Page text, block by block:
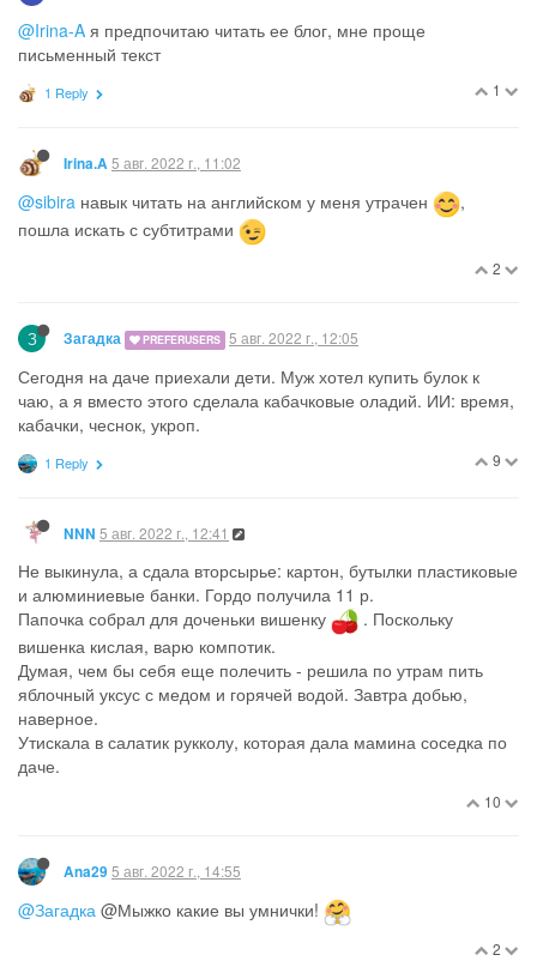
@Irina-A я предпочитаю читать ее блог, мне проще
письменный текст
1
1 Reply
Irina.A5 авг. 2022 г., 11:02
@sibira навык читать на английском у меня утрачен
,
пошла искать с субтитрами
2
З Загадка PREFERUSERS 5 авг. 2022 г., 12:05
Сегодня на даче приехали дети. Муж хотел купить булок к
чаю, а я вместо этого сделала кабачковые оладий. ИИ: время,
кабачки, чеснок, укроп.
9
1 Reply
NNN 5 авг. 2022 г., 12:41
Не выкинула, а сдала вторсырье: картон, бутылки пластиковые
и алюминиевые банки. Гордо получила 11 р.
Папочка собрал для доченьки вишенку
. Поскольку
вишенка кислая, варю компотик.
Думая, чем бы себя еще полечить - решила по утрам пить
яблочный уксус с медом и горячей водой. Завтра добью,
наверное.
Утискала в салатик рукколу, которая дала мамина соседка по
даче.
10
Ana29 5 авг. 2022 г., 14:55
@Загадка @Мыжко какие вы умнички!
2